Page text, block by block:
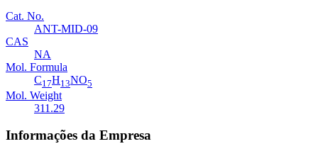
Cat. No.
ANT-MID-09
CAS
NA
Mol. Formula
C17H13NO5
Mol. Weight
311.29
Informações da Empresa